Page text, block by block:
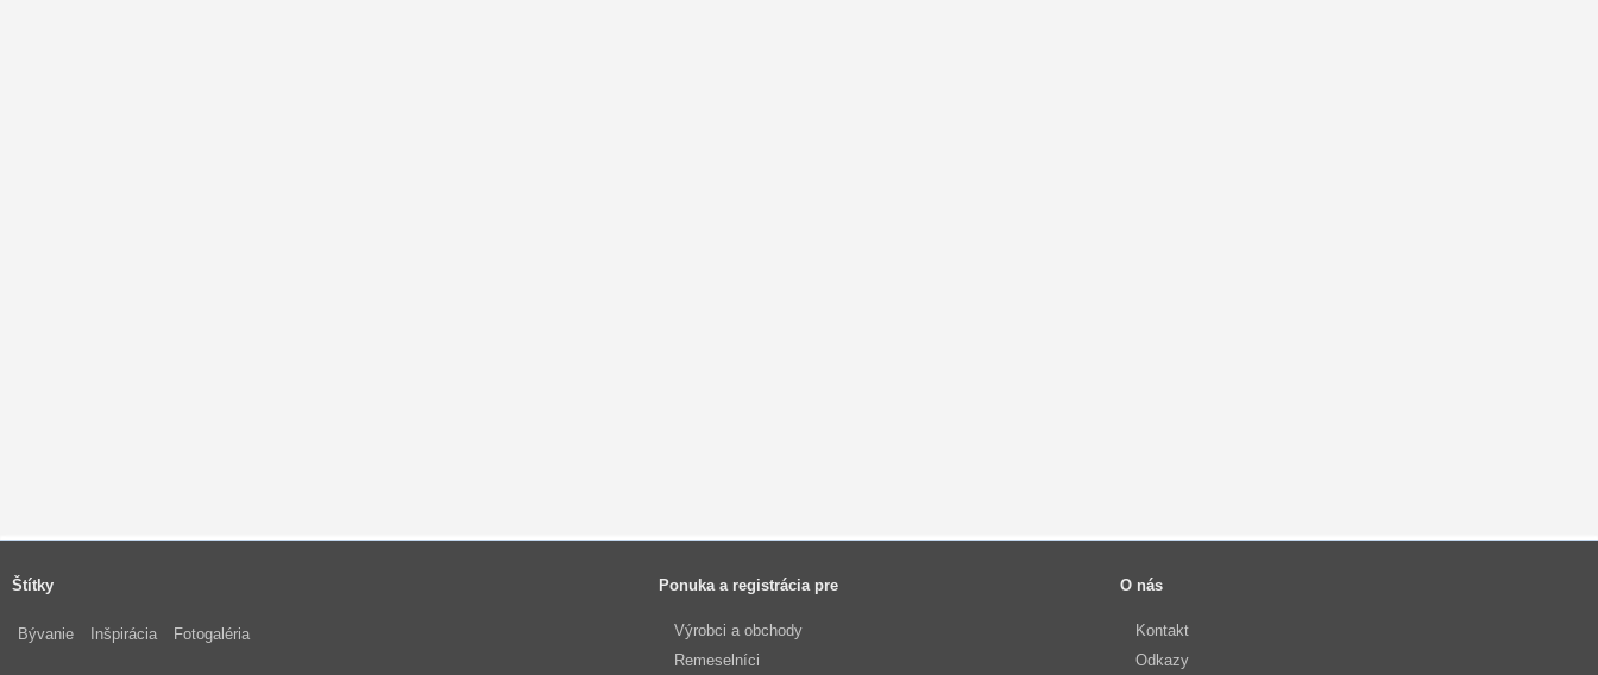
Štítky
Bývanie Inšpirácia Fotogaléria
Ponuka a registrácia pre
Výrobci a obchody
Remeselníci
O nás
Kontakt
Odkazy